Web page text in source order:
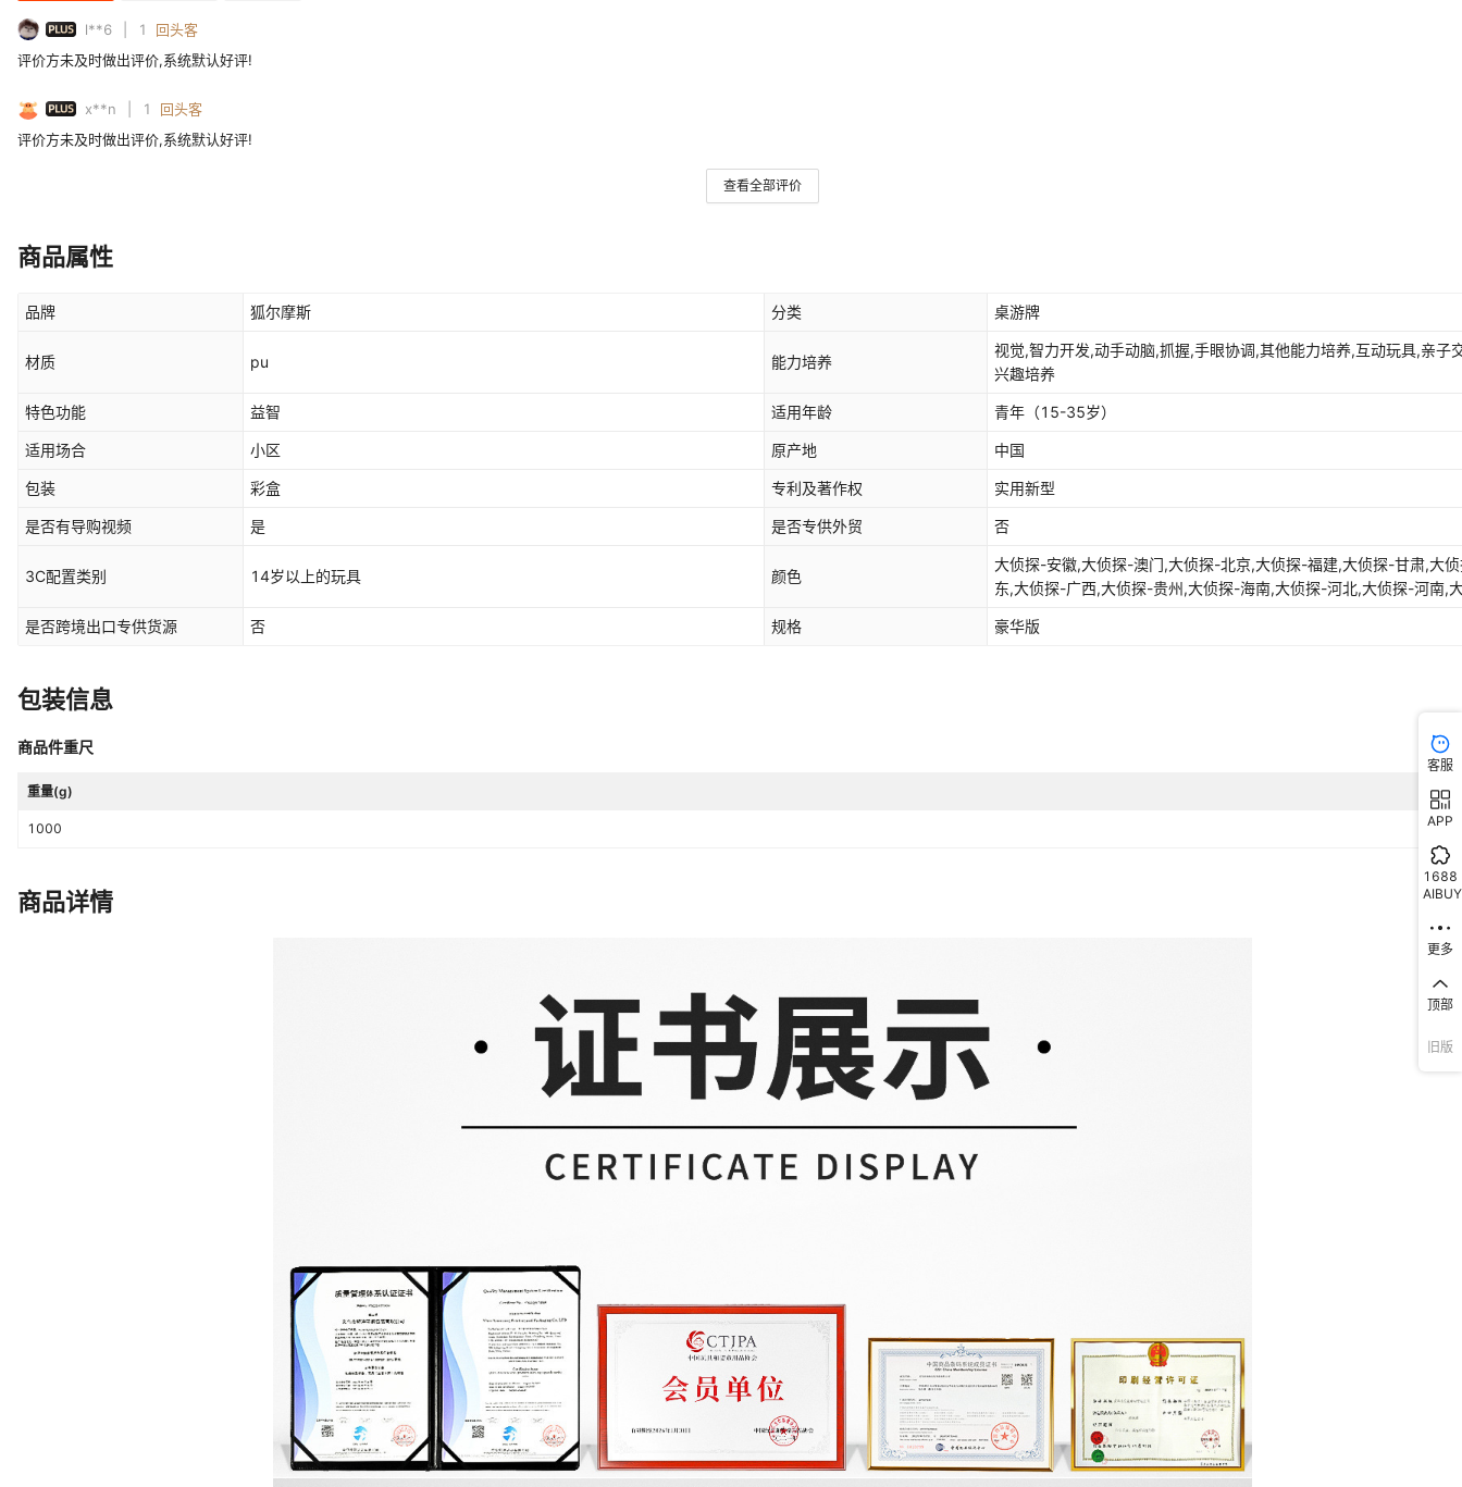
PLUS l**6 1
回头客
评价方未及时做出评价,系统默认好评!
PLUS x**n 1
回头客
评价方未及时做出评价,系统默认好评!
查看全部评价
商品属性
品牌 狐尔摩斯 分类 桌游牌
材质 pu 能力培养
视觉,智力开发,动手动脑,抓握,手眼协调,其他能力培养,互动玩具,亲子
兴趣培养
特色功能 益智 适用年龄 青年（15-35岁）
适用场合 小区 原产地 中国
包装 彩盒 专利及著作权 实用新型
是否有导购视频 是 是否专供外贸 否
3C配置类别 14岁以上的玩具 颜色
大侦探-安徽,大侦探-澳门,大侦探-北京,大侦探-福建,大侦探-甘肃,大
东,大侦探-广西,大侦探-贵州,大侦探-海南,大侦探-河北,大侦探-河南,
西,大侦探-辽宁,大侦探-内蒙,大侦探-宁夏,大侦探-青海,大侦探-山东,
是否跨境出口专供货源 否 规格 豪华版
包装信息
商品件重尺
重量(g)
1000
商品详情
客服
APP
1688
AIBUY
更多
顶部
旧版